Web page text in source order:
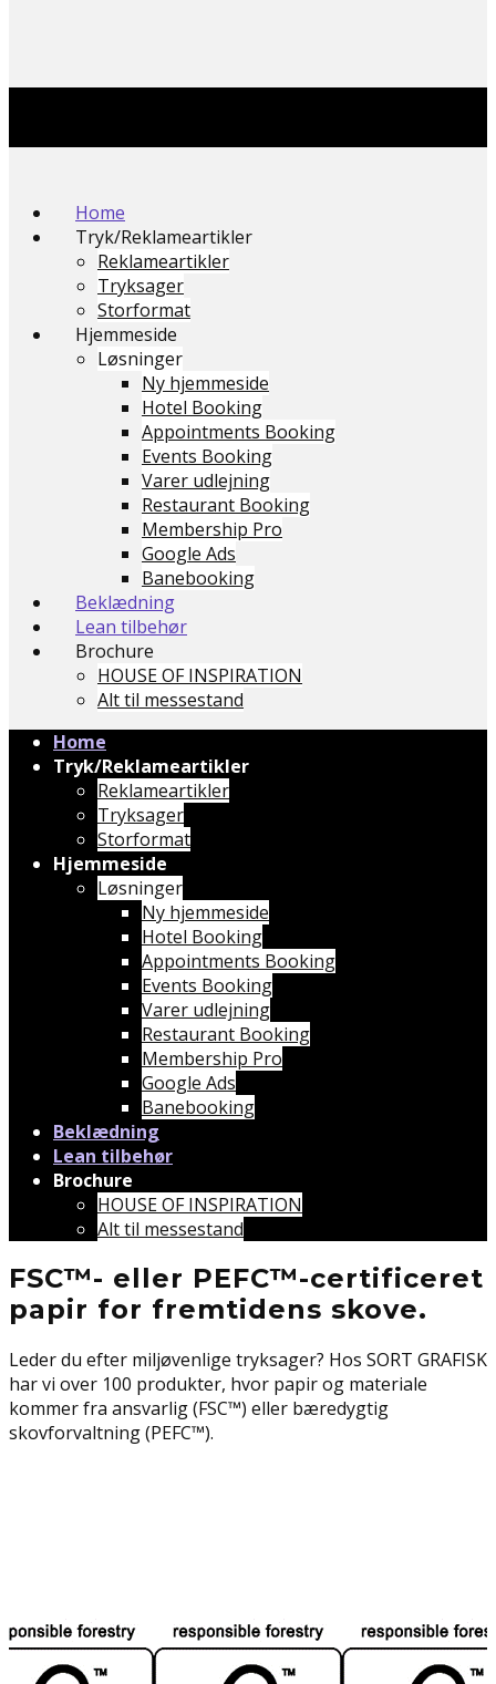
Home
Tryk/Reklameartikler
Reklameartikler
Tryksager
Storformat
Hjemmeside
Løsninger
Ny hjemmeside
Hotel Booking
Appointments Booking
Events Booking
Varer udlejning
Restaurant Booking
Membership Pro
Google Ads
Banebooking
Beklædning
Lean tilbehør
Brochure
HOUSE OF INSPIRATION
Alt til messestand
Home
Tryk/Reklameartikler
Reklameartikler
Tryksager
Storformat
Hjemmeside
Løsninger
Ny hjemmeside
Hotel Booking
Appointments Booking
Events Booking
Varer udlejning
Restaurant Booking
Membership Pro
Google Ads
Banebooking
Beklædning
Lean tilbehør
Brochure
HOUSE OF INSPIRATION
Alt til messestand
FSC™- eller PEFC™-certificeret
papir for fremtidens skove.
Leder du efter miljøvenlige tryksager? Hos SORT GRAFISK
har vi over 100 produkter, hvor papir og materiale
kommer fra ansvarlig (FSC™) eller bæredygtig
skovforvaltning (PEFC™).